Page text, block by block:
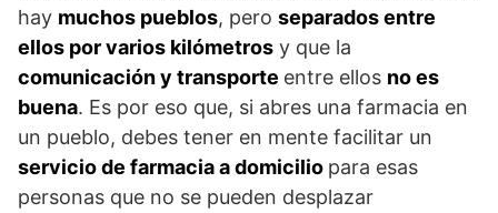
hay muchos pueblos, pero separados entre
ellos por varios kilómetros y que la
comunicación y transporte entre ellos no es
buena. Es por eso que, si abres una farmacia en
un pueblo, debes tener en mente facilitar un
servicio de farmacia a domicilio para esas
personas que no se pueden desplazar